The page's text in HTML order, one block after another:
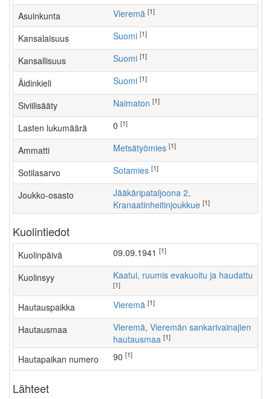
Asuinkunta Vieremä [1]
Kansalaisuus Suomi [1]
Kansallisuus Suomi [1]
Äidinkieli Suomi [1]
Siviilisääty Naimaton [1]
Lasten lukumäärä [1]
Ammatti metsätyömies [1]
Sotilasarvo Sotamies [1]
Joukko-osasto
Jääkäripataljoona 2,
Kranaatinheitinjoukkue [1]
Kuolintiedot
Kuolinpäivä 09.09.1941 [1]
Kuolinsyy Kaatui, ruumis evakuoitu ja haudattu
[1]
Hautauspaikka Vieremä [1]
Hautausmaa
Vieremä, Vieremän sankarivainajien
hautausmaa [1]
Hautapaikan numero 90 [1]
Lähteet